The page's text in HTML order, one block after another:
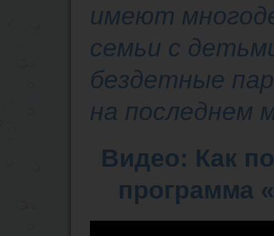
имеют
семьи с
бездетные
на последнем
Видео: Как
программа